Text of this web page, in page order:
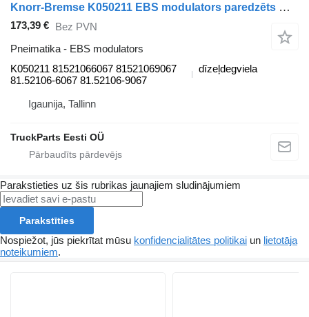
Knorr-Bremse K050211 EBS modulators paredzēts MAN TGL, TGM, TGS, TGX (2005-2021) vilcēja
173,39 € Bez PVN
Pneimatika - EBS modulators
K050211 81521066067 81521069067
81.52106-6067 81.52106-9067
dīzeļdegviela
Igaunija, Tallinn
TruckParts Eesti OÜ
Parakstieties uz šis rubrikas jaunajiem sludinājumiem
Parakstīties
Nospiežot, jūs piekrītat mūsu konfidencialitātes politikai un lietotāja
noteikumiem.